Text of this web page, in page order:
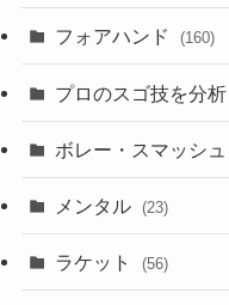
フォアハンド (160)
プロのスゴ技を分析
ボレー・スマッシュ
メンタル (23)
ラケット (56)